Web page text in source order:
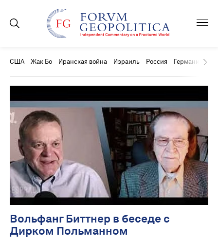
США Жак Бо Иранская война Израиль Россия Германия
Вольфанг Биттнер в беседе с
Дирком Польманном